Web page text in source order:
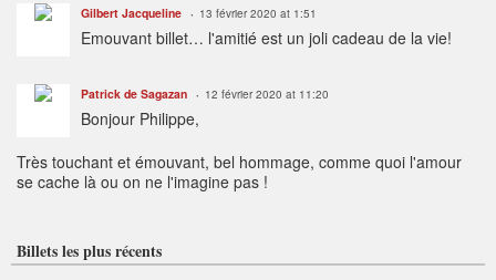
Gilbert Jacqueline 13 février 2020 at 1:51
Emouvant billet… l'amitié est un joli cadeau de la vie!
Patrick de Sagazan 12 février 2020 at 11:20
Bonjour Philippe,
Très touchant et émouvant, bel hommage, comme quoi l'amour
se cache là ou on ne l'imagine pas !
Billets les plus récents